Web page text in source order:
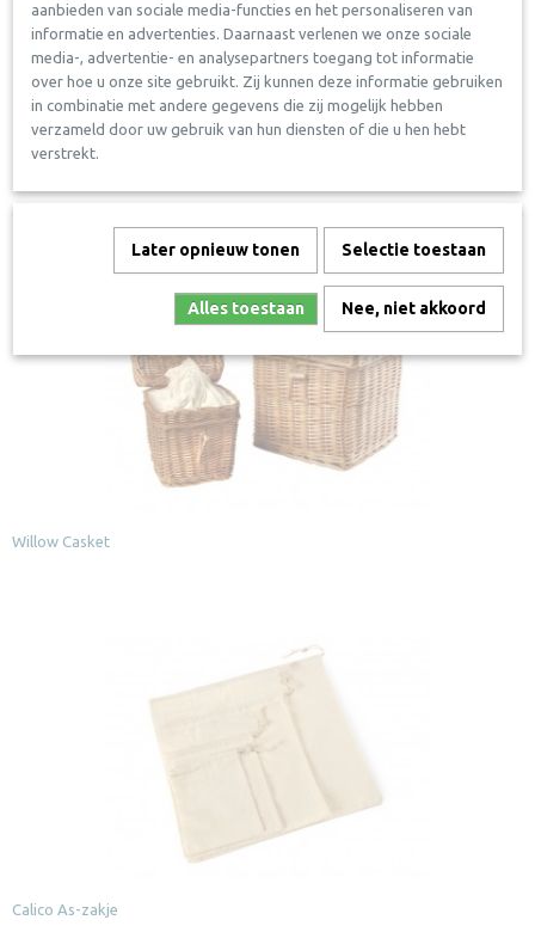
Inhoud en afmetingen:
13 x 7,5 x 5cm -130cc
15 x 10 x 6,5 cm -360cc
22,6 x 12,5 x 6,5 cm - 750cc
25 x 15 x 7,5 cm -1.200cc
Ook interessant
Willow Casket
Calico As-zakje
aanbieden van sociale media-functies en het personaliseren van
informatie en advertenties. Daarnaast verlenen we onze sociale
media-, advertentie- en analysepartners toegang tot informatie
over hoe u onze site gebruikt. Zij kunnen deze informatie gebruiken
in combinatie met andere gegevens die zij mogelijk hebben
verzameld door uw gebruik van hun diensten of die u hen hebt
verstrekt.
Later opnieuw tonen Selectie toestaan
Alles toestaan Nee, niet akkoord